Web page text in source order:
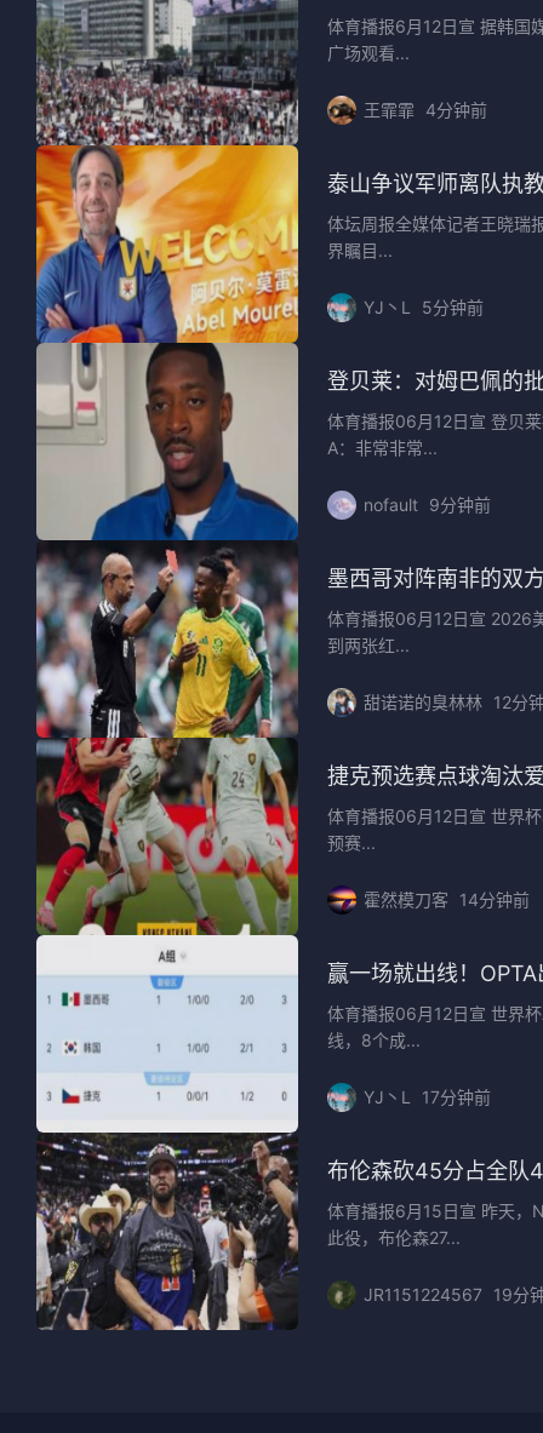
体育播报6月12日宣 据韩国
广场观看...
王霏霏 4分钟前
泰山争议军师离队执
体坛周报全媒体记者王晓瑞
界瞩目...
YJ丶L 5分钟前
登贝莱：对姆巴佩的
体育播报06月12日宣 登贝
A：非常非常...
nofault 9分钟前
墨西哥对阵南非的双
体育播报06月12日宣 2026
到两张红...
甜诺诺的臭林林 12分
捷克预选赛点球淘汰
体育播报06月12日宣 世界
预赛...
霍然模刀客 14分钟前
赢一场就出线！
体育播报06月12日宣 世界
线，8个成...
YJ丶L 17分钟前
布伦森砍45分占全队
体育播报6月15日宣 昨天，
此役，布伦森27...
JR1151224567 19分